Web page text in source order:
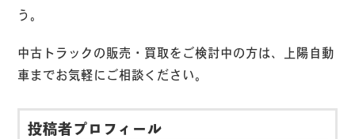
う。
中古トラックの販売・買取をご検討中の方は、上陽自動
車までお気軽にご相談ください。
投稿者プロフィール